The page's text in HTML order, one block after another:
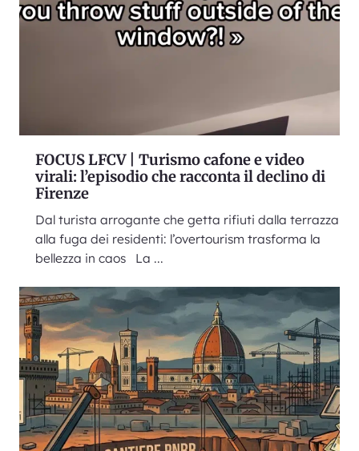
FOCUS LFCV | Turismo cafone e video
virali: l’episodio che racconta il declino di
Firenze
Dal turista arrogante che getta rifiuti dalla terrazza
alla fuga dei residenti: l’overtourism trasforma la
bellezza in caos La ...